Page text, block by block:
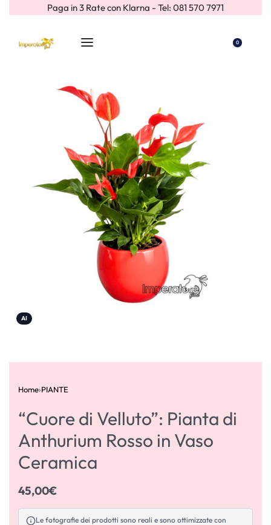
Paga in 3 Rate con Klarna - Tel: 081 570 7971
0
AI
Home›PIANTE
“Cuore di Velluto”: Pianta di
Anthurium Rosso in Vaso
Ceramica
45,00€
Le fotografie dei prodotti sono reali e sono ottimizzate con